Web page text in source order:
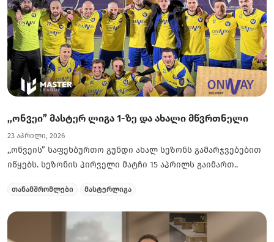
,,ონვეი” მასტერ ლიგა 1-ზე და ახალი მწვრთნელი
23 აპრილი, 2026
,,ონვეის” საფეხბურთო გუნდი ახალ სეზონს გამარჯვებებით
იწყებს. სეზონის პირველი მატჩი 15 აპრილს გაიმართ..
თანამშრომლები მასტერლიგა